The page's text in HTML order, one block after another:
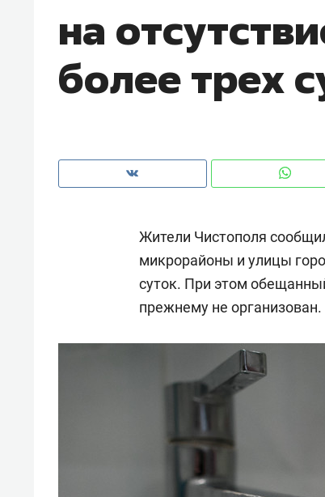
на
более трех
Жители Чистополя
микрорайоны и улицы
суток. При этом
прежнему не организован.
чем интересен Оман?
Рекомендуем
Как ГК «МИР ГРУПП» и ВТБ
комфорта под Казанью